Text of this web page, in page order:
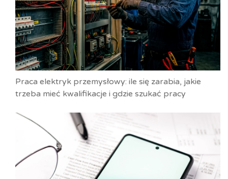
Praca elektryk przemysłowy: ile się zarabia, jakie
trzeba mieć kwalifikacje i gdzie szukać pracy